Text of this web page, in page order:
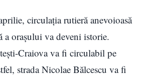
circulația rutieră anevoioasă
a orașului va deveni istorie.
Craiova va fi circulabil pe
strada Nicolae Bălcescu va fi